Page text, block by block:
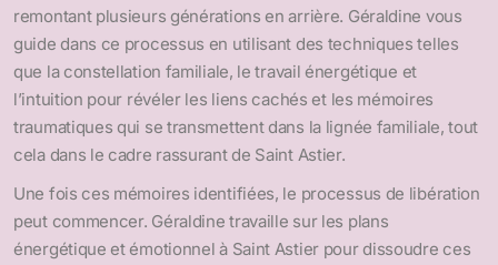
remontant plusieurs générations en arrière. Géraldine vous
guide dans ce processus en utilisant des techniques telles
que la constellation familiale, le travail énergétique et
l’intuition pour révéler les liens cachés et les mémoires
traumatiques qui se transmettent dans la lignée familiale, tout
cela dans le cadre rassurant de Saint Astier.
Une fois ces mémoires identifiées, le processus de libération
peut commencer. Géraldine travaille sur les plans
énergétique et émotionnel à Saint Astier pour dissoudre ces